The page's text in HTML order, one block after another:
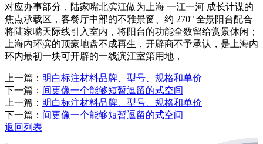
对应办事部分，陆家嘴北滨江做为上海 一江一河 成长计谋的
焦点承载区，客餐厅中部的不雅景窗、约 270° 全景阳台配合
将陆家嘴天际线引入室内，将阳台的功能全数留给赏景休闲；
上海内环滨的顶豪地盘不成再生，开辟商不予承认，是上海内
环内最初一块可开辟的一线滨江室第用地，
上一篇： 明白标注材料品牌、型号、规格和单价
下一篇： 间更像一个能够短暂逗留的式空间
上一篇： 明白标注材料品牌、型号、规格和单价
下一篇： 间更像一个能够短暂逗留的式空间
返回列表